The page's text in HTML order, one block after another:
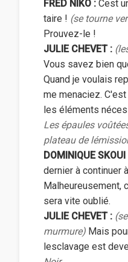
FRED NIKO : Cest
taire ! (se tourne
Prouvez-le !
JULIE CHEVET :
Vous savez bien
Quand je voulais
me menaciez.
les éléments
Les épaules
plateau de
DOMINIQUE SKOUI
dernier à continuer
Malheureusement,
sera vite oublié.
JULIE CHEVET :
murmure) Mais
lesclavage est